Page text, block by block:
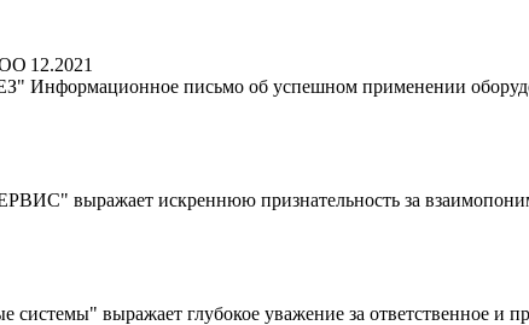
12.2021
Информационное письмо об успешном применении
выражает искреннюю признательность за
выражает глубокое уважение за ответственное и